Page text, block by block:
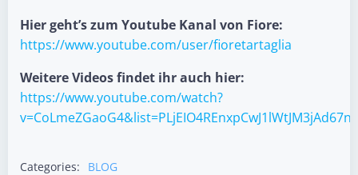
Hier geht’s zum Youtube Kanal von Fiore:
https://www.youtube.com/user/fioretartaglia
Weitere Videos findet ihr auch hier:
https://www.youtube.com/watch?
Categories: BLOG